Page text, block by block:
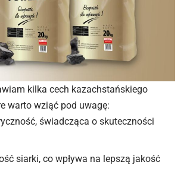
kilka cech kazachstańskiego
warto wziąć pod uwagę:
świadcząca o skuteczności
siarki, co wpływa na lepszą jakość